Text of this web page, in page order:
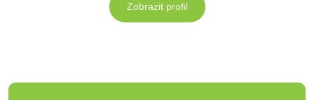
Zobrazit profil